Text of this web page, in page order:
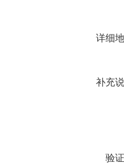
详细
补充
验